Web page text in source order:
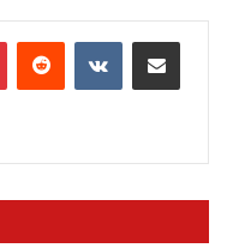
PinterestReddit VKontakteShare via Email